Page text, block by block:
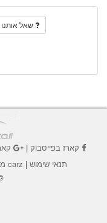
שאל
קארז בפייסבוק|
תנאי שימוש | carz מעודד טבעונות
©